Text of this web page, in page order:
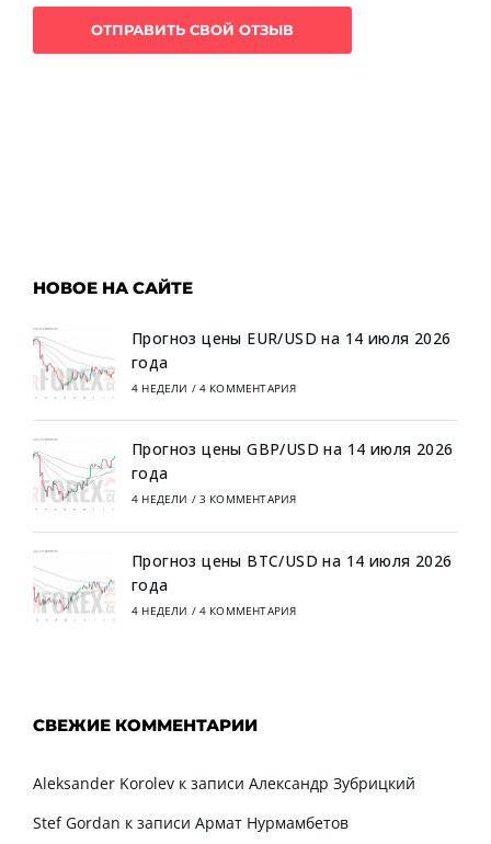
НОВОЕ НА САЙТЕ
Прогноз цены EUR/USD на 14 июля 2026
года
4 НЕДЕЛИ / 4 КОММЕНТАРИЯ
Прогноз цены GBP/USD на 14 июля 2026
года
4 НЕДЕЛИ / 3 КОММЕНТАРИЯ
Прогноз цены BTC/USD на 14 июля 2026
года
4 НЕДЕЛИ / 4 КОММЕНТАРИЯ
СВЕЖИЕ КОММЕНТАРИИ
Aleksander Korolev к записи Александр Зубрицкий
Stef Gordan к записи Армат Нурмамбетов